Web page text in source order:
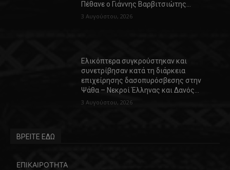
Πέθανε ο Γιάννης Βαρβιτσιώτης…
3 Αυγούστου, 2026
Ελικόπτερα συγκρούστηκαν και
συνετρίβησαν κατά τη διάρκεια
επιχείρησης δασοπυρόσβεσης στην
Ψάθα – Νεκροί Έλληνας και Δανός…
3 Αυγούστου, 2026
ΒΡΕΙΤΕ ΕΔΩ
ΕΠΙΚΑΙΡΟΤΗΤΑ